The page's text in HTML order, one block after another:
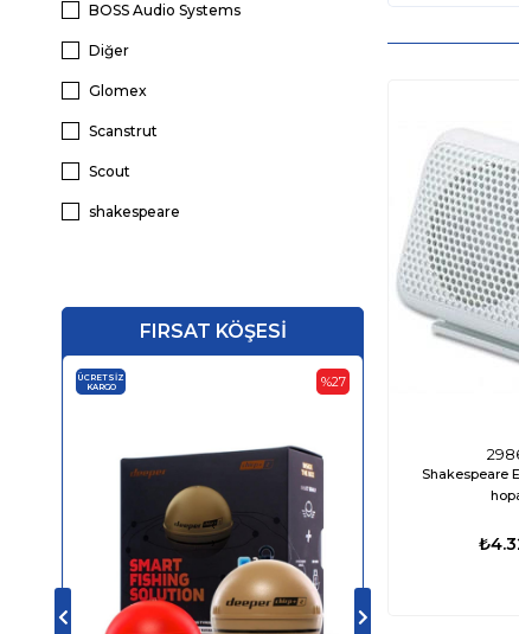
Marin Müzik Sistemleri
Marin Hoparlörler
Marin Amfiler
Marin Telsizler
BOSS Audio Systems
Diğer
Glomex
Scanstrut
Scout
shakespeare
FIRSAT KÖŞESİ
‹
›
%27
ÜCRETSIZ
KARGO
Shakespeare